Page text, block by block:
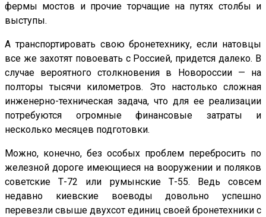
фермы мостов и прочие торчащие на путях столбы и
выступы.
А транспортировать свою бронетехнику, если натовцы
все же захотят повоевать с Россией, придется далеко. В
случае вероятного столкновения в Новороссии — на
полторы тысячи километров. Это настолько сложная
инженерно-техническая задача, что для ее реализации
потребуются огромные финансовые затраты и
несколько месяцев подготовки.
Можно, конечно, без особых проблем перебросить по
железной дороге имеющиеся на вооружении и поляков
советские Т-72 или румынские Т-55. Ведь совсем
недавно киевские воеводы довольно успешно
перевезли свыше двухсот единиц своей бронетехники с